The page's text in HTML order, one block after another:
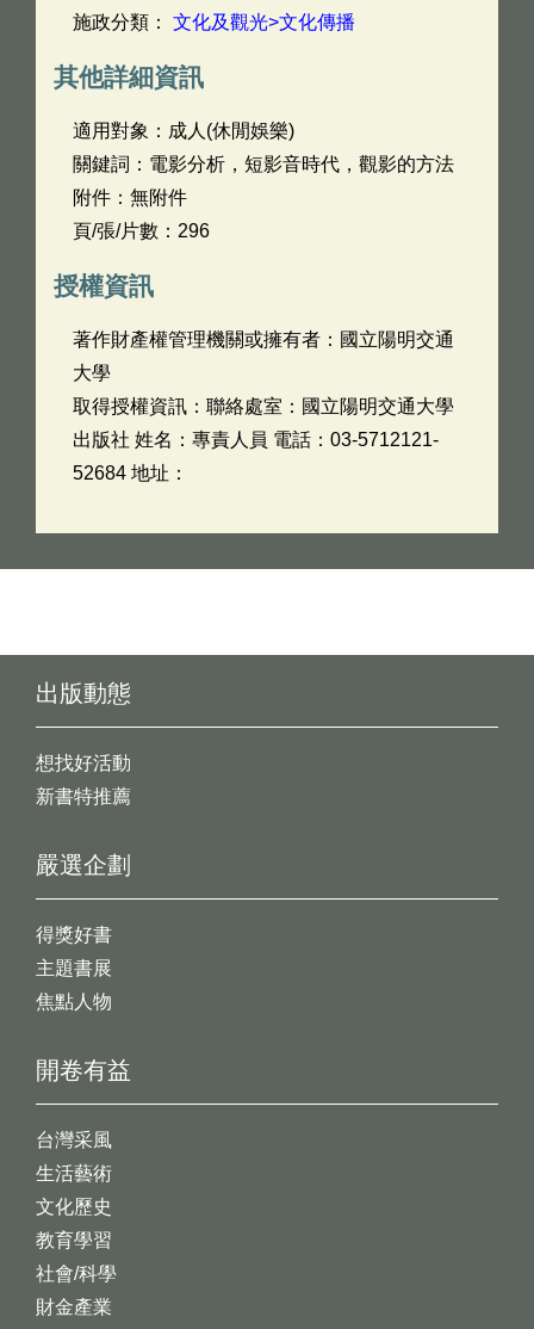
施政分類： 文化及觀光>文化傳播
其他詳細資訊
適用對象：成人(休閒娛樂)
關鍵詞：電影分析，短影音時代，觀影的方法
附件：無附件
頁/張/片數：296
授權資訊
著作財產權管理機關或擁有者：國立陽明交通
大學
取得授權資訊：聯絡處室：國立陽明交通大學
出版社 姓名：專責人員 電話：03-5712121-
52684 地址：
出版動態
想找好活動
新書特推薦
開卷有益
台灣采風
生活藝術
文化歷史
教育學習
社會/科學
財金產業
嚴選企劃
得獎好書
主題書展
焦點人物